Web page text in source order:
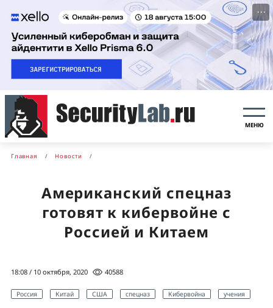
···
МЕНЮ
Главная Новости
Американский спецназ
готовят к кибервойне с
Россией и Китаем
18:08 / 10 октября, 2020 40588
Россия Китай США спецназ Кибервойна учения